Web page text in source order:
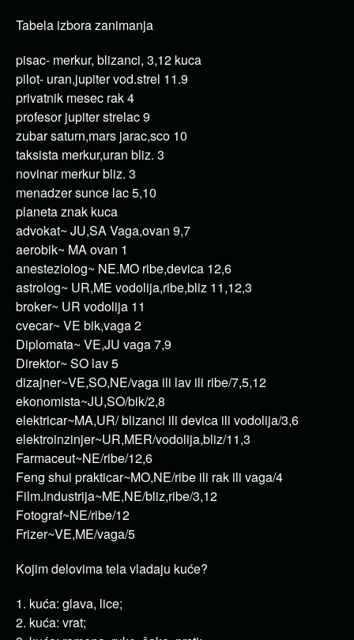
Tabela izbora zanimanja
pisac- merkur, blizanci, 3,12 kuca
pilot- uran,jupiter vod.strel 11.9
privatnik mesec rak 4
profesor jupiter strelac 9
zubar saturn,mars jarac,sco 10
taksista merkur,uran bliz. 3
novinar merkur bliz. 3
menadzer sunce lac 5,10
planeta znak kuca
advokat~ JU,SA Vaga,ovan 9,7
aerobik~ MA ovan 1
anesteziolog~ NE.MO ribe,devica 12,6
astrolog~ UR,ME vodolija,ribe,bliz 11,12,3
broker~ UR vodolija 11
cvecar~ VE bik,vaga 2
Diplomata~ VE,JU vaga 7,9
Direktor~ SO lav 5
dizajner~VE,SO,NE/vaga ili lav ili ribe/7,5,12
ekonomista~JU,SO/bik/2,8
elektricar~MA,UR/ blizanci ili devica ili vodolija/3,6
elektroinzinjer~UR,MER/vodolija,bliz/11,3
Farmaceut~NE/ribe/12,6
Feng shui prakticar~MO,NE/ribe ili rak ili vaga/4
Film.industrija~ME,NE/bliz,ribe/3,12
Fotograf~NE/ribe/12
Frizer~VE,ME/vaga/5
Kojim delovima tela vladaju kuće?
1. kuća: glava, lice;
2. kuća: vrat;